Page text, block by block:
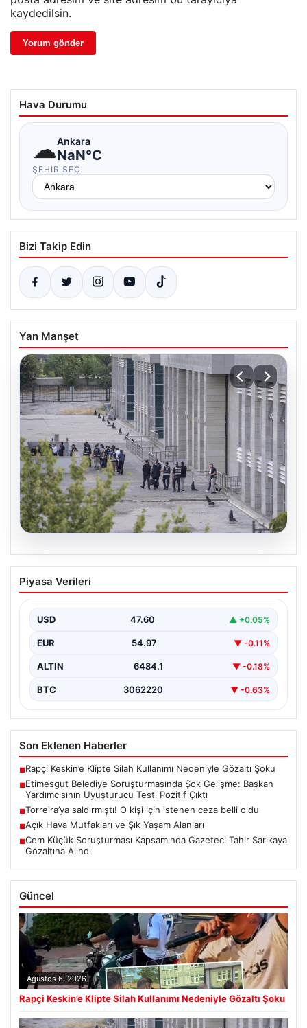
kaydedilsin.
Hava Durumu
☁Ankara
NaN°C
ŞEHIR SEÇ
Bizi Takip Edin
Yan Manşet
05.08.2026
Etimesgut Belediye Soruşturmasında
Şok Gelişme: Başkan Yardımcısının
Etimesgut Belediyesi’nde yürütülen kapsamlı
Belediye Başkan Yardımcısı…
Piyasa Verileri
USD 47.60 ▲ +0.05%
EUR 54.97 ▼ -0.11%
ALTIN 6484.1 ▼ -0.18%
BTC 3062220 ▼ -0.63%
Son Eklenen Haberler
■Rapçi Keskin’e Klipte Silah Kullanımı Nedeniyle Gözaltı Şoku
■Etimesgut Belediye Soruşturmasında Şok Gelişme: Başkan
Yardımcısının Uyuşturucu Testi Pozitif Çıktı
■Torreira’ya saldırmıştı! O kişi için istenen ceza belli oldu
■Açık Hava Mutfakları ve Şık Yaşam Alanları
■Cem Küçük Soruşturması Kapsamında Gazeteci Tahir Sarıkaya
Gözaltına Alındı
Güncel
Ağustos 6, 2026
Rapçi Keskin’e Klipte Silah Kullanımı Nedeniyle Gözaltı Şoku